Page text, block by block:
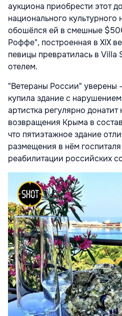
аукциона приобрести этот
национального культурного
обошёлся ей в смешные
Роффе", построенная в XIX
певицы превратилась в Villa
отелем.
"Ветераны России" уверены
купила здание с
артистка регулярно
возвращения Крыма в
что пятиэтажное здание
размещения в нём
реабилитации российских